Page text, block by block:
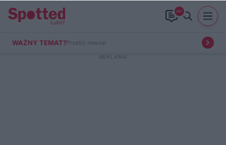
99+
WAŻNY TEMAT?Prześlij newsa!